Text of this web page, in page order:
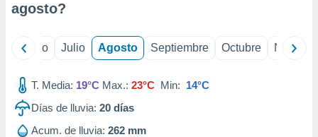
agosto?
Junio Julio Agosto Septiembre Octubre
T. Media: 19°C Max.: 23°C Min: 14°C
Días de lluvia: 20 días
Acum. de lluvia: 262 mm